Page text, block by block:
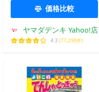
価格比較
ヤマダデンキ Yahoo!店
4.3 (77,290件)